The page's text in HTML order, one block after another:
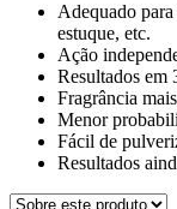
Adequado
estuque, etc.
Ação
Resultados em
Fragrância
Menor
Fácil de
Resultados